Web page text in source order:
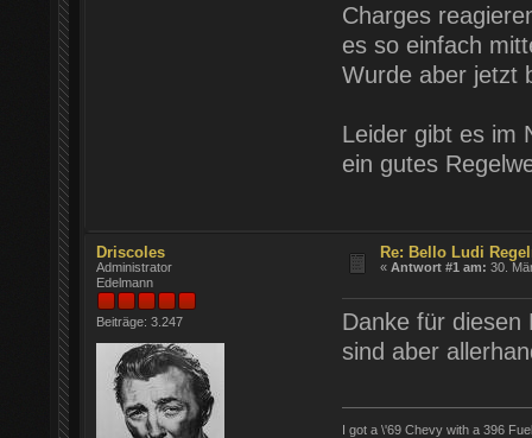
Charges
es so einfach
Wurde aber jetzt
Leider gibt es im
ein gutes
Driscoles
Administrator
Edelmann
Beiträge: 3.247
Re: Bello Ludi
«Antwort #1 am: 30.
Danke für diesen
sind aber
I got a \'69 Chevy with a 396